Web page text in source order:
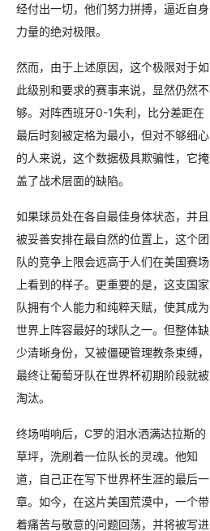
经付出一切，他们努力拼搏，逼近自身
力量的绝对极限。
然而，由于上述原因，这个极限对于如
此级别和要求的赛事来说，显然仍然不
够。对阵西班牙0-1失利，比分差距在
最后时刻被定格为最小，但对不够细心
的人来说，这个数据极具欺骗性，它掩
盖了战术层面的缺陷。
如果球员处在各自最佳身体状态，并且
被妥善安排在最自然的位置上，这个团
队的竞争上限会远高于人们在美国赛场
上看到的样子。更重要的是，这支国家
队拥有个人能力和纯粹天赋，使其成为
世界上阵容最好的球队之一。但整体缺
少清晰身份，又被僵硬管理教条束缚，
最终让葡萄牙队在世界杯初期阶段就被
淘汰。
终场哨响后，C罗的泪水洒满达拉斯的
草坪，洗刷着一位队长的灵魂。他知
道，自己正在写下世界杯生涯的最后一
章。如今，在这片美国荒漠中，一个带
着痛苦与敬意的问题回荡，并将被写进